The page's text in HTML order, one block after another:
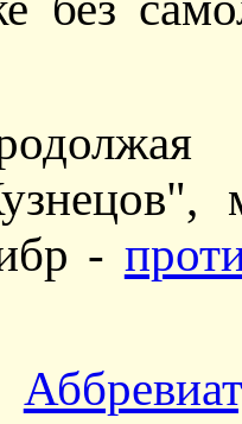
-